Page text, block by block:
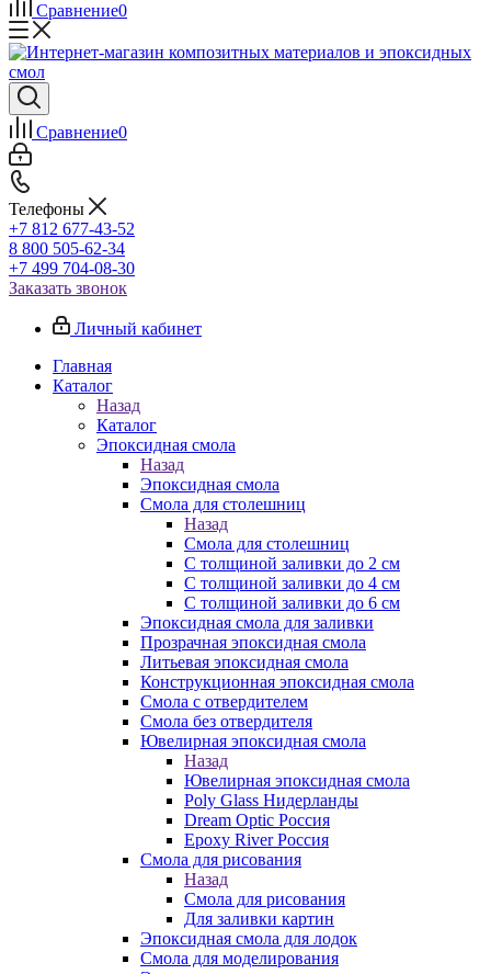
Сравнение0
Сравнение0
Телефоны
+7 812 677-43-52
8 800 505-62-34
+7 499 704-08-30
Заказать звонок
Личный кабинет
Главная
Каталог
Назад
Каталог
Эпоксидная смола
Назад
Эпоксидная смола
Смола для столешниц
Назад
Смола для столешниц
С толщиной заливки до 2 см
С толщиной заливки до 4 см
С толщиной заливки до 6 см
Эпоксидная смола для заливки
Прозрачная эпоксидная смола
Литьевая эпоксидная смола
Конструкционная эпоксидная смола
Смола с отвердителем
Смола без отвердителя
Ювелирная эпоксидная смола
Назад
Ювелирная эпоксидная смола
Poly Glass Нидерланды
Dream Optic Россия
Epoxy River Россия
Смола для рисования
Назад
Смола для рисования
Для заливки картин
Эпоксидная смола для лодок
Смола для моделирования